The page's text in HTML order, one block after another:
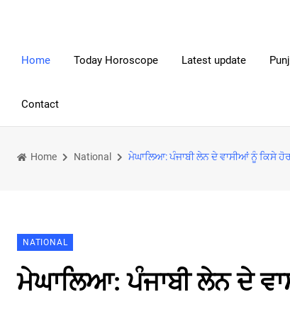
Home Today Horoscope Latest update
Contact
Home National ਮੇਘਾਲਿਆ: ਪੰਜਾਬੀ ਲੇਨ ਦੇ ਵਾਸੀਆਂ ਨੂੰ ਕਿਸੇ
NATIONAL
ਮੇਘਾਲਿਆ: ਪੰਜਾਬੀ ਲੇਨ ਦੇ